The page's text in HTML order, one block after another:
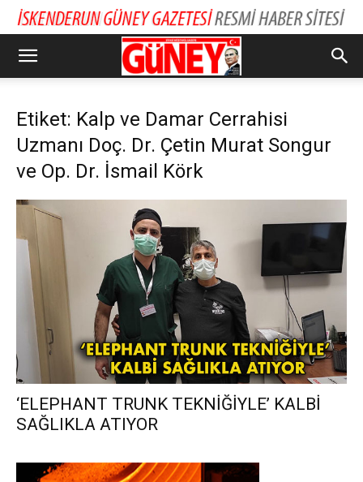
Etiket: Kalp ve Damar Cerrahisi
Uzmanı Doç. Dr. Çetin Murat Songur
ve Op. Dr. İsmail Körk
‘ELEPHANT TRUNK TEKNİĞİYLE’ KALBİ
SAĞLIKLA ATIYOR